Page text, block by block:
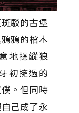
駁的古堡
鴉的棺木
地操縱狼
初擁過的
。但同時
己成了永